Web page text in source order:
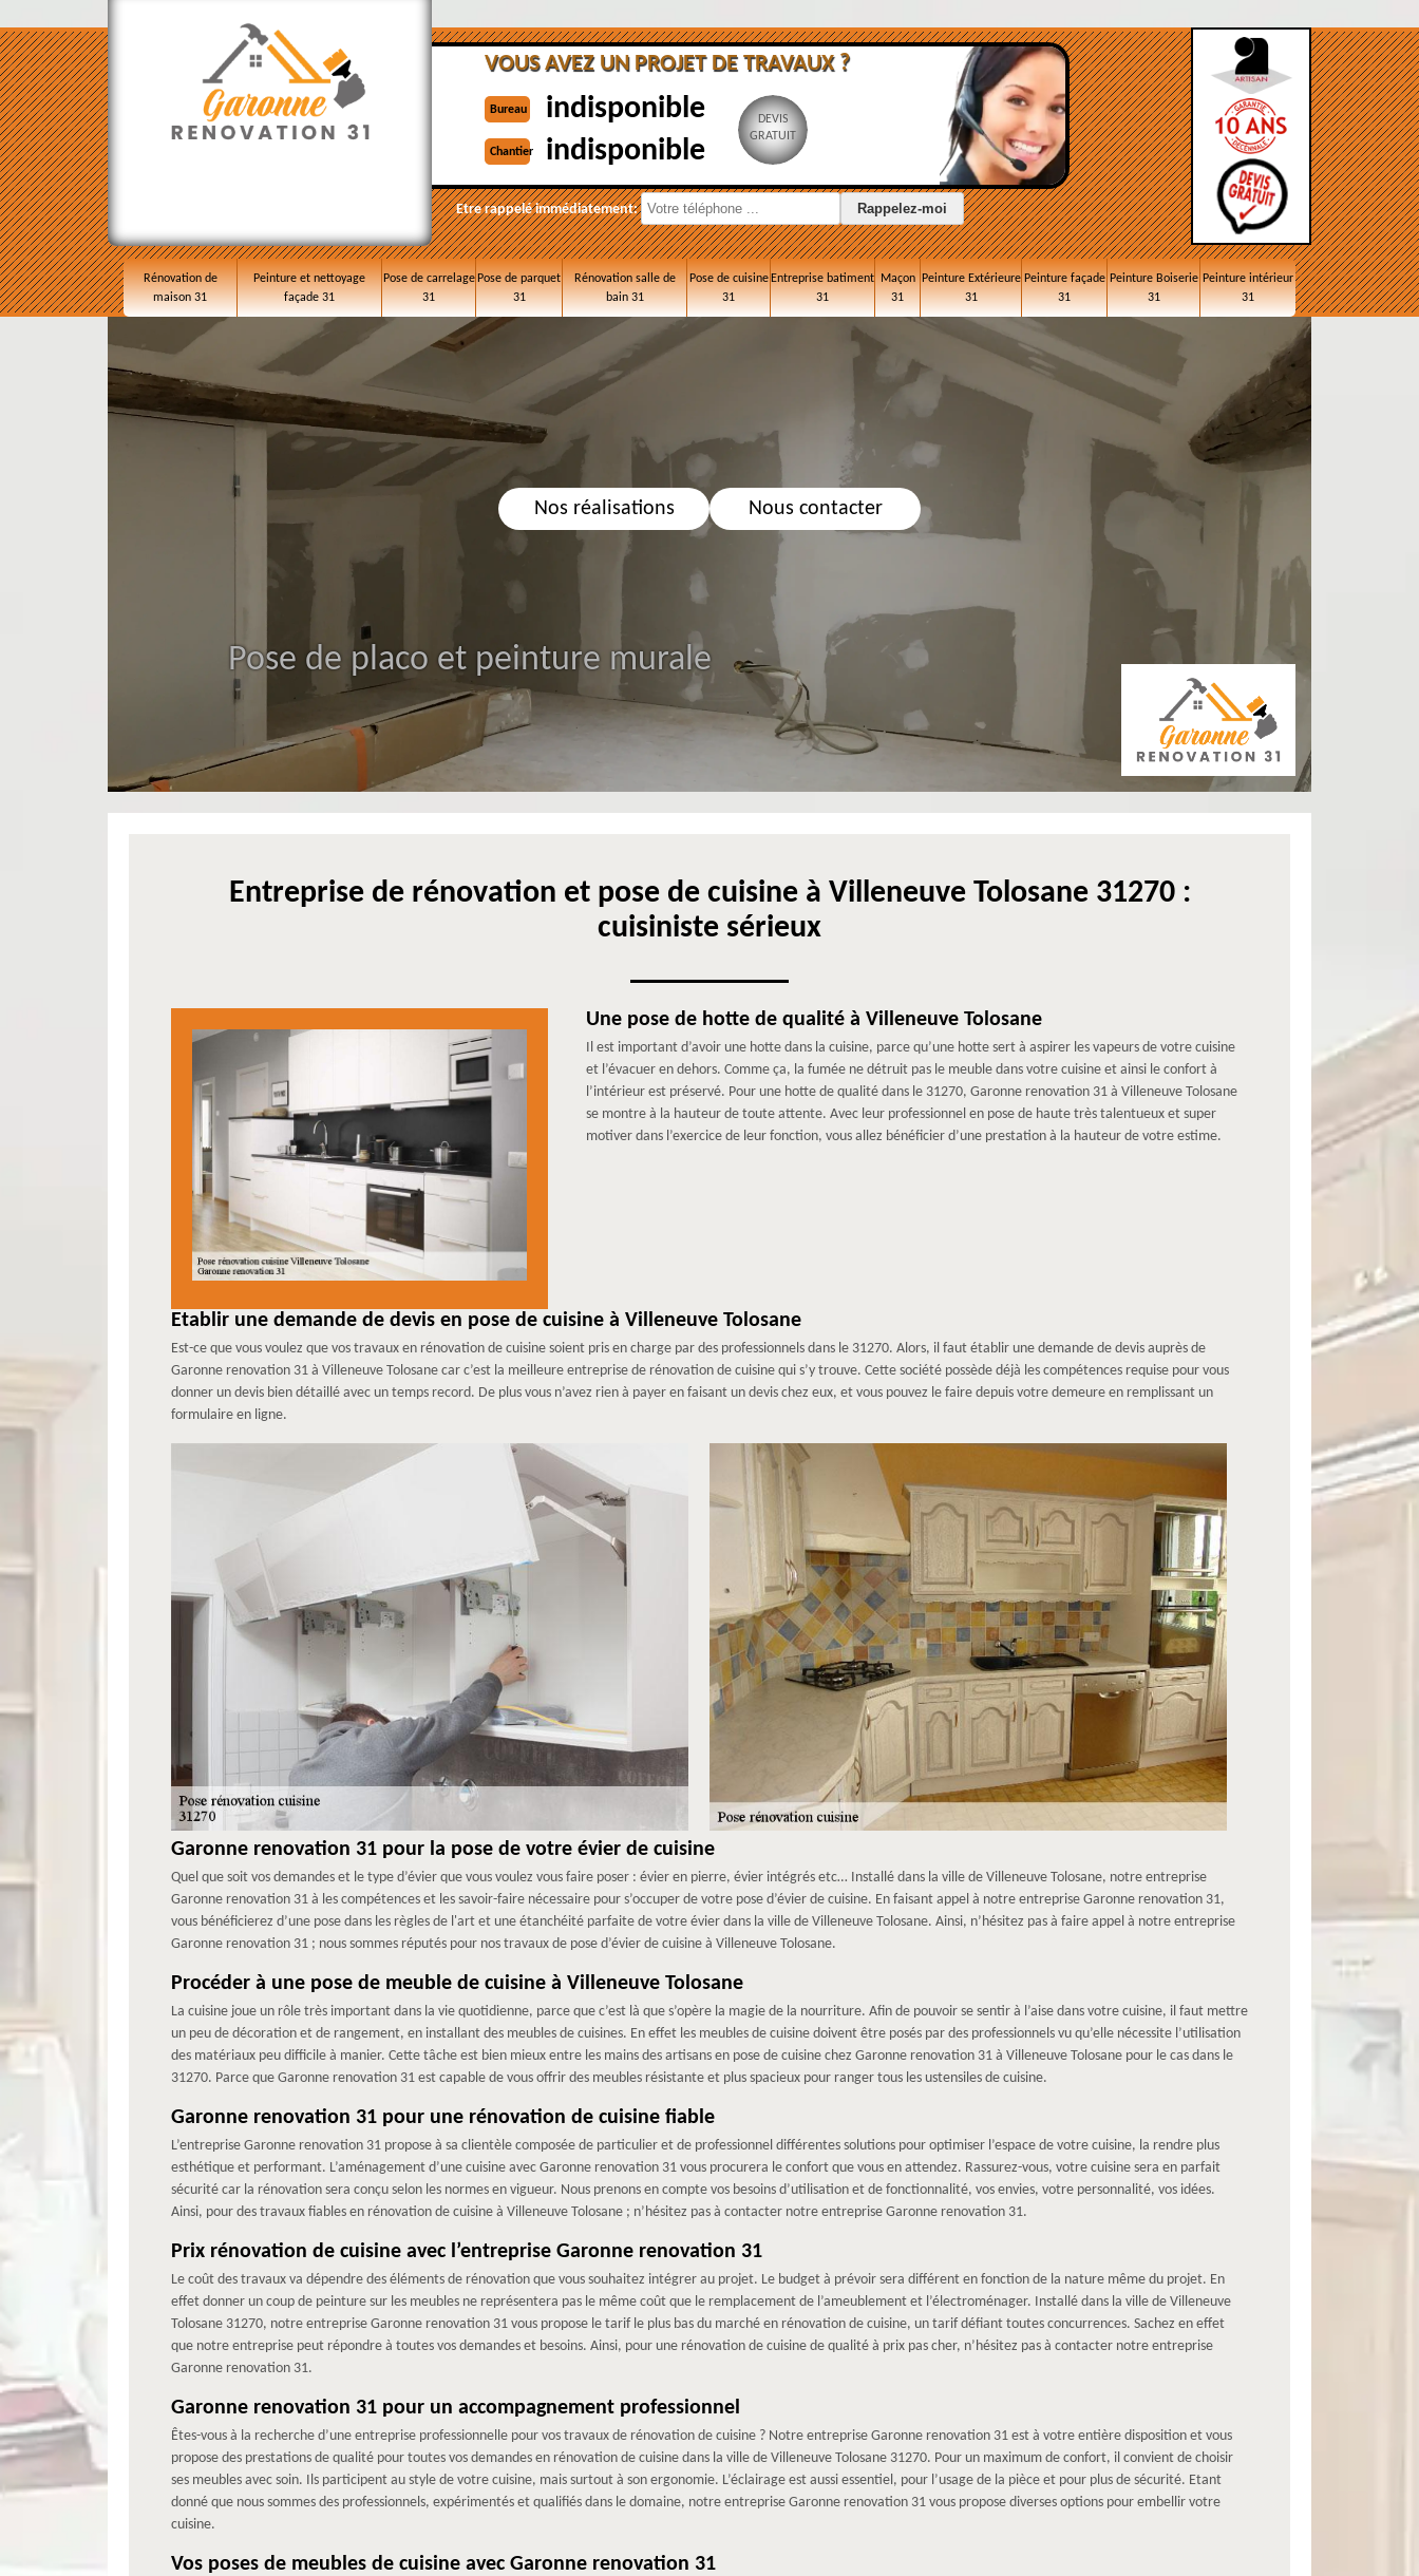
VOUS AVEZ UN PROJET DE TRAVAUX ?
Bureau indisponible
Chantier indisponible
DEVIS
GRATUIT
Etre rappelé immédiatement:
Rénovation de
maison 31
Peinture et nettoyage
façade 31
Pose de carrelage
31
Pose de parquet
31
Rénovation salle de
bain 31
Pose de cuisine
31
Entreprise batiment
31
Maçon
31
Peinture Extérieure
31
Peinture façade
31
Peinture Boiserie
31
Peinture intérieur
31
Nos réalisations Nous contacter
Pose de placo et peinture murale
Entreprise de rénovation et pose de cuisine à Villeneuve Tolosane 31270 :
cuisiniste sérieux
Une pose de hotte de qualité à Villeneuve Tolosane
Il est important d’avoir une hotte dans la cuisine, parce qu’une hotte sert à aspirer les vapeurs de votre cuisine
et l’évacuer en dehors. Comme ça, la fumée ne détruit pas le meuble dans votre cuisine et ainsi le confort à
l’intérieur est préservé. Pour une hotte de qualité dans le 31270, Garonne renovation 31 à Villeneuve Tolosane
se montre à la hauteur de toute attente. Avec leur professionnel en pose de haute très talentueux et super
motiver dans l’exercice de leur fonction, vous allez bénéficier d’une prestation à la hauteur de votre estime.
Etablir une demande de devis en pose de cuisine à Villeneuve Tolosane
Est-ce que vous voulez que vos travaux en rénovation de cuisine soient pris en charge par des professionnels dans le 31270. Alors, il faut établir une demande de devis auprès de
Garonne renovation 31 à Villeneuve Tolosane car c’est la meilleure entreprise de rénovation de cuisine qui s’y trouve. Cette société possède déjà les compétences requise pour vous
donner un devis bien détaillé avec un temps record. De plus vous n’avez rien à payer en faisant un devis chez eux, et vous pouvez le faire depuis votre demeure en remplissant un
formulaire en ligne.
Garonne renovation 31 pour la pose de votre évier de cuisine
Quel que soit vos demandes et le type d’évier que vous voulez vous faire poser : évier en pierre, évier intégrés etc… Installé dans la ville de Villeneuve Tolosane, notre entreprise
Garonne renovation 31 à les compétences et les savoir-faire nécessaire pour s’occuper de votre pose d’évier de cuisine. En faisant appel à notre entreprise Garonne renovation 31,
vous bénéficierez d’une pose dans les règles de l'art et une étanchéité parfaite de votre évier dans la ville de Villeneuve Tolosane. Ainsi, n’hésitez pas à faire appel à notre entreprise
Garonne renovation 31 ; nous sommes réputés pour nos travaux de pose d’évier de cuisine à Villeneuve Tolosane.
Procéder à une pose de meuble de cuisine à Villeneuve Tolosane
La cuisine joue un rôle très important dans la vie quotidienne, parce que c’est là que s’opère la magie de la nourriture. Afin de pouvoir se sentir à l’aise dans votre cuisine, il faut mettre
un peu de décoration et de rangement, en installant des meubles de cuisines. En effet les meubles de cuisine doivent être posés par des professionnels vu qu’elle nécessite l’utilisation
des matériaux peu difficile à manier. Cette tâche est bien mieux entre les mains des artisans en pose de cuisine chez Garonne renovation 31 à Villeneuve Tolosane pour le cas dans le
31270. Parce que Garonne renovation 31 est capable de vous offrir des meubles résistante et plus spacieux pour ranger tous les ustensiles de cuisine.
Garonne renovation 31 pour une rénovation de cuisine fiable
L’entreprise Garonne renovation 31 propose à sa clientèle composée de particulier et de professionnel différentes solutions pour optimiser l’espace de votre cuisine, la rendre plus
esthétique et performant. L’aménagement d’une cuisine avec Garonne renovation 31 vous procurera le confort que vous en attendez. Rassurez-vous, votre cuisine sera en parfait
sécurité car la rénovation sera conçu selon les normes en vigueur. Nous prenons en compte vos besoins d’utilisation et de fonctionnalité, vos envies, votre personnalité, vos idées.
Ainsi, pour des travaux fiables en rénovation de cuisine à Villeneuve Tolosane ; n’hésitez pas à contacter notre entreprise Garonne renovation 31.
Prix rénovation de cuisine avec l’entreprise Garonne renovation 31
Le coût des travaux va dépendre des éléments de rénovation que vous souhaitez intégrer au projet. Le budget à prévoir sera différent en fonction de la nature même du projet. En
effet donner un coup de peinture sur les meubles ne représentera pas le même coût que le remplacement de l’ameublement et l’électroménager. Installé dans la ville de Villeneuve
Tolosane 31270, notre entreprise Garonne renovation 31 vous propose le tarif le plus bas du marché en rénovation de cuisine, un tarif défiant toutes concurrences. Sachez en effet
que notre entreprise peut répondre à toutes vos demandes et besoins. Ainsi, pour une rénovation de cuisine de qualité à prix pas cher, n’hésitez pas à contacter notre entreprise
Garonne renovation 31.
Garonne renovation 31 pour un accompagnement professionnel
Êtes-vous à la recherche d’une entreprise professionnelle pour vos travaux de rénovation de cuisine ? Notre entreprise Garonne renovation 31 est à votre entière disposition et vous
propose des prestations de qualité pour toutes vos demandes en rénovation de cuisine dans la ville de Villeneuve Tolosane 31270. Pour un maximum de confort, il convient de choisir
ses meubles avec soin. Ils participent au style de votre cuisine, mais surtout à son ergonomie. L’éclairage est aussi essentiel, pour l’usage de la pièce et pour plus de sécurité. Etant
donné que nous sommes des professionnels, expérimentés et qualifiés dans le domaine, notre entreprise Garonne renovation 31 vous propose diverses options pour embellir votre
cuisine.
Vos poses de meubles de cuisine avec Garonne renovation 31